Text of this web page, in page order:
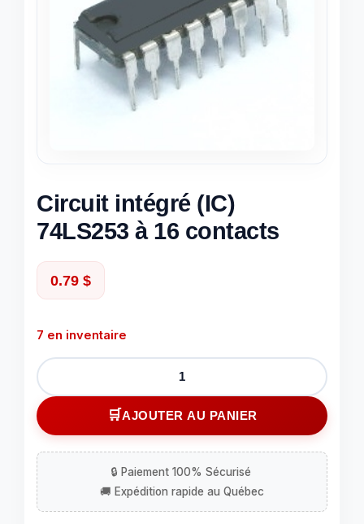
Circuit intégré (IC)
74LS253 à 16 contacts
0.79 $
7 en inventaire
quantité
de
Circuit
intégré
74LS253
à
16
AJOUTER AU PANIER